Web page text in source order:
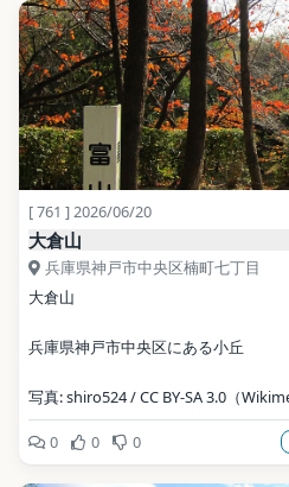
地点データ: Wikidata (CC0)
[ 761 ] 2026/06/20
大倉山
兵庫県神戸市中央区楠町七丁目
大倉山
兵庫県神戸市中央区にある小丘
写真: shiro524 / CC BY-SA 3.0（
地点データ: Wikidata (CC0)
0 0 0